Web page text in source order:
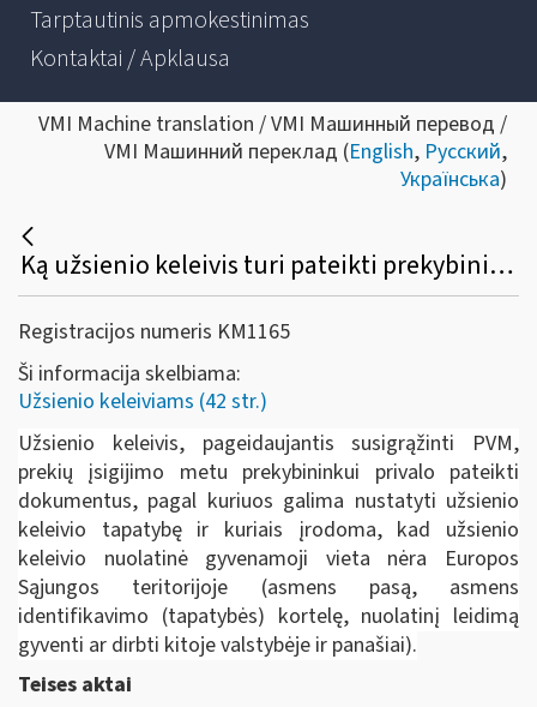
Tarptautinis apmokestinimas
Kontaktai / Apklausa
VMI Machine translation / VMI Машинный перевод /
VMI Машинний переклад (English, Русский,
Українська)
Ką užsienio keleivis turi pateikti prekybininkui prekių įsigijimo metu, norėdamas susigrąžinti PVM?
Registracijos numeris KM1165
Ši informacija skelbiama:
Užsienio keleiviams (42 str.)
Užsienio keleivis, pageidaujantis susigrąžinti PVM,
prekių įsigijimo metu prekybininkui privalo pateikti
dokumentus, pagal kuriuos galima nustatyti užsienio
keleivio tapatybę ir kuriais įrodoma, kad užsienio
keleivio nuolatinė gyvenamoji vieta nėra Europos
Sąjungos teritorijoje (asmens pasą, asmens
identifikavimo (tapatybės) kortelę, nuolatinį leidimą
gyventi ar dirbti kitoje valstybėje ir panašiai).
Teises aktai